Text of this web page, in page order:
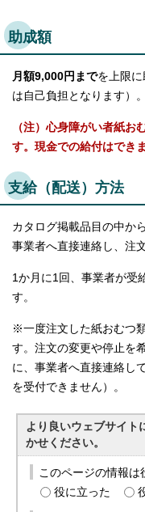
助成額
月額9,000円までを上限
は自己負担となります）。
（注）心身障がい者紙お
す。現金での給付はでき
支給（配送）方法
カタログ掲載品目の中か
事業者へ直接連絡し、注
1か月に1回、事業者が受
す。
※一度注文した紙おむつ
す。注文の変更や停止を
に、事業者へ直接連絡し
を受付できません）。
より良いウェブサイト
かせください。
このページの情報は
役に立った